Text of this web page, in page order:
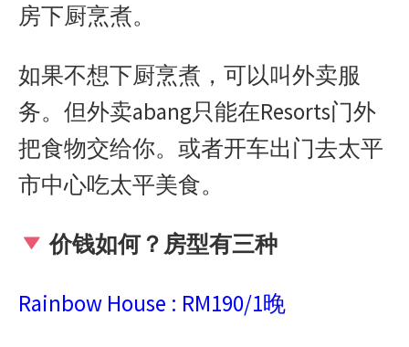
房下厨烹煮。
如果不想下厨烹煮，可以叫外卖服
务。但外卖abang只能在Resorts门外
把食物交给你。或者开车出门去太平
市中心吃太平美食。
价钱如何？房型有三种
Rainbow House : RM190/1晚